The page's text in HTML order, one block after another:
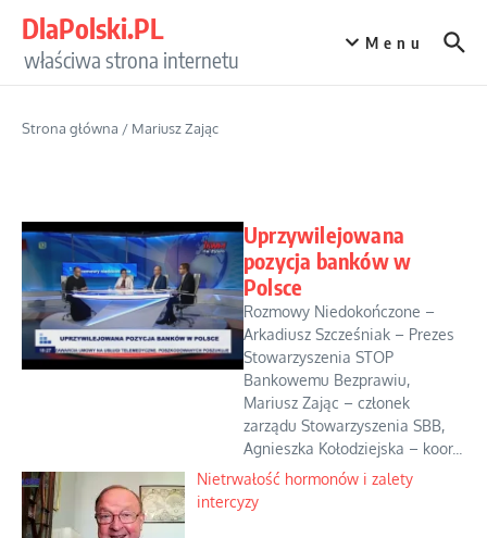
DlaPolski.PL
właściwa strona internetu
Menu
Strona główna / Mariusz Zając
Uprzywilejowana
pozycja banków w
Polsce
Rozmowy Niedokończone –
Arkadiusz Szcześniak – Prezes
Stowarzyszenia STOP
Bankowemu Bezprawiu,
Mariusz Zając – członek
zarządu Stowarzyszenia SBB,
Agnieszka Kołodziejska – koor...
Nietrwałość hormonów i zalety
intercyzy